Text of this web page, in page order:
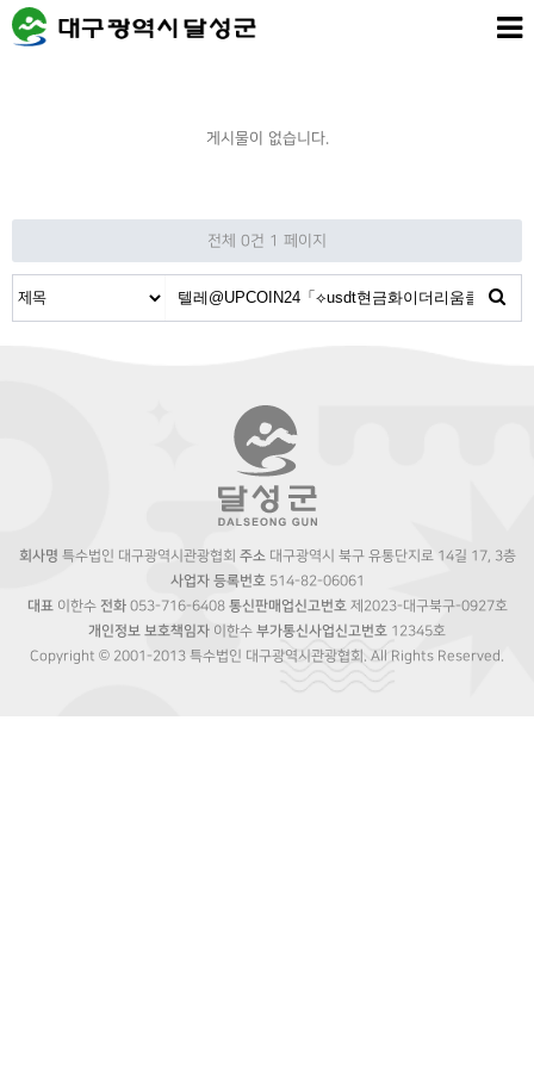
게시물이 없습니다.
전체 0건 1 페이지
회사명 특수법인 대구광역시관광협회 주소대구광역시 북구 유통단지로 14길 17, 3층
사업자 등록번호514-82-06061
대표이한수 전화053-716-6408 통신판매업신고번호제2023-대구북구-0927호
개인정보 보호책임자 이한수 부가통신사업신고번호 12345호
Copyright © 2001-2013 특수법인 대구광역시관광협회. All Rights Reserved.